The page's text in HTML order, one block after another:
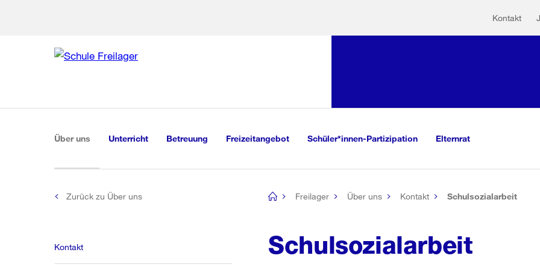
Kontakt
Navigation
Über uns (aktiv)Unterricht Betreuung Freizeitangebot Schüler*innen-Partizipation Elternrat
[no
Freilager Über uns Kontakt Schulsozialarbeit
Schulsozialarbeit
Zurück zu Über uns
Kontakt